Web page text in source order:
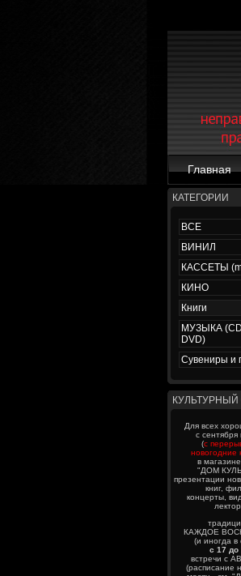
Главная
КАТЕГОРИИ
ВСЕ
ВИНИЛ
КАССЕТЫ
КИНО
Книги
МУЗЫКА
DVD)
Сувениры и
КУЛЬТУРНЫЙ
Для всех
с
(с
новогодние
в
"ДОМ
презентации
книг,
концерты,
КАЖДОЕ
(и иногда в
с 17 до
встречи с
(расписание